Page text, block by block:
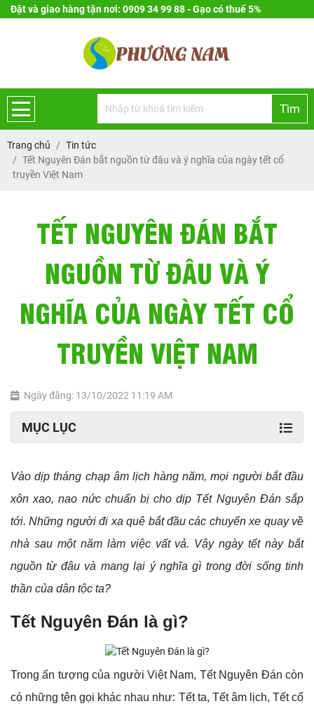
Đặt và giao hàng tận nơi: 0909 34 99 88 - Gạo có thuế 5%
Tìm
Trang chủ
Tin tức
Tết Nguyên Đán bắt nguồn từ đâu và ý nghĩa của ngày tết cổ
truyền Việt Nam
TẾT NGUYÊN ĐÁN BẮT
NGUỒN TỪ ĐÂU VÀ Ý
NGHĨA CỦA NGÀY TẾT CỔ
TRUYỀN VIỆT NAM
Ngày đăng: 13/10/2022 11:19 AM
MỤC LỤC
Vào dịp tháng chạp âm lịch hàng năm, mọi người bắt đầu
xôn xao, nao nức chuẩn bị cho dịp Tết Nguyên Đán sắp
tới. Những người đi xa quê bắt đầu các chuyến xe quay về
nhà sau một năm làm việc vất vả. Vậy ngày tết này bắt
nguồn từ đâu và mang lại ý nghĩa gì trong đời sống tinh
thần của dân tộc ta?
Tết Nguyên Đán là gì?
Trong ấn tượng của người Việt Nam, Tết Nguyên Đán còn
có những tên gọi khác nhau như: Tết ta, Tết âm lịch, Tết cổ